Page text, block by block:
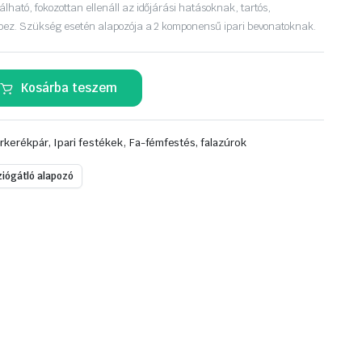
fokozottan ellenáll az időjárási hatásoknak, tartós,
Szükség esetén alapozója a 2 komponensű ipari bevonatoknak.
Kosárba teszem
Ipari festékek, Fa-fémfestés, falazúrok
alapozó